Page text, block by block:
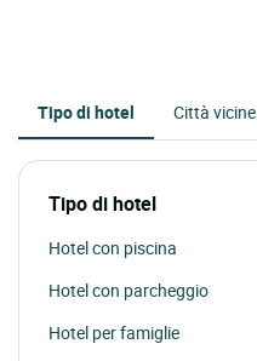
Tipo di hotel Città vicine
Tipo di hotel
Hotel con piscina
Hotel con parcheggio
Hotel per famiglie